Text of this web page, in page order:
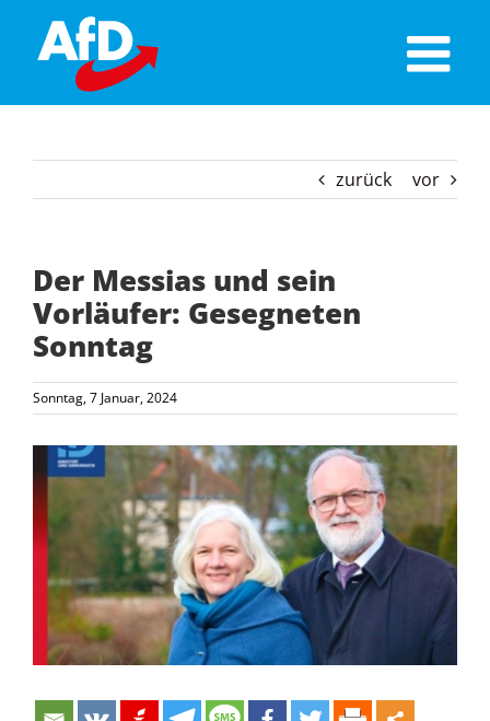
content
zurück vor
Der Messias und sein
Vorläufer: Gesegneten
Sonntag
Sonntag, 7 Januar, 2024
Zeige
grösseres
Bild